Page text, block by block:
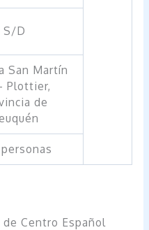
S/D
San Martín
Plottier,
de
Centro Español